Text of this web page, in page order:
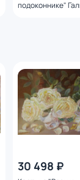
подоконнике"
30 498 ₽